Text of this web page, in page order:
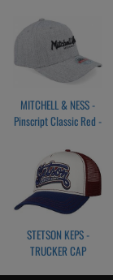
Black/Orange
MITCHELL & NESS -
Pinscript Classic Red -
STETSON KEPS -
TRUCKER CAP